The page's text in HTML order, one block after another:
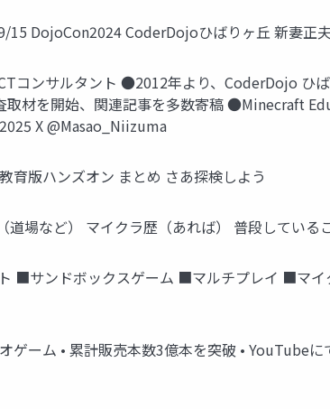
15 DojoCon2024 CoderDojoひばりヶ丘 新妻正夫
コンサルタント ●2012年より、CoderDojo ひ
取材を開始、関連記事を多数寄稿 ●Minecraft
X @Masao_Niizuma
育版ハンズオン まとめ さあ探検しよう
道場など） マイクラ歴（あれば） 普段している
■サンドボックスゲーム ■マルチプレイ ■マ
ーム • 累計販売本数3億本を突破 • YouTube